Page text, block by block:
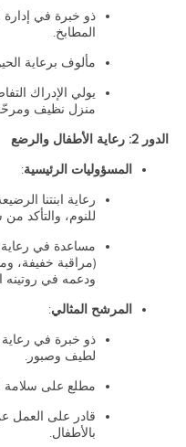
ذو خبرة في إدارة
المطابخ.
مألوف برعاية
يولي الإدراك
منزل نظيف
الدور 2: رعاية الأطفال والرضع
المسؤوليات الرئيسية:
رعاية ابنتنا
للنوم، والتأكد من
(مراقبة خفيفة،
ودعمه في روتينه
المرشح المثالي:
ذو خبرة في رعاية
لطيف وصبور.
مطلع على سلامة
قادر على العمل
بالأطفال.